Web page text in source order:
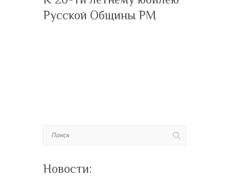
Русской Общины РМ
Новости: